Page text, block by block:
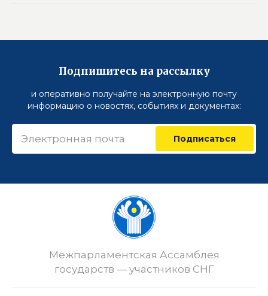
Подпишитесь на рассылку
и оперативно получайте на электронную почту
информацию о новостях, событиях и документах:
Подписаться
Межпарламентская Ассамблея
государств — участников СНГ